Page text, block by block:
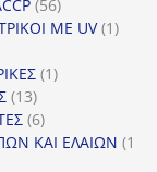
56
προϊόντα
ΜΕ UV 11
11
1313
προϊόντα
66
προϊόντα
ΚΑΙ ΕΛΑΙΩΝ 1